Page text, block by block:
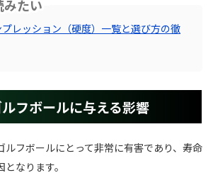
みたい
レッション（硬度）一覧と選び方の徹
フボールに与える影響
ルフボールにとって非常に有害であり、寿命
なります。